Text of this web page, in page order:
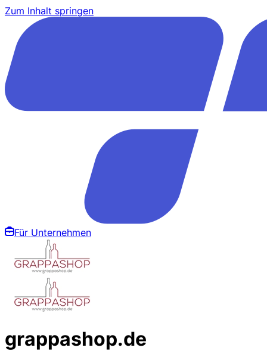
Zum Inhalt springen
Für Unternehmen
grappashop.de